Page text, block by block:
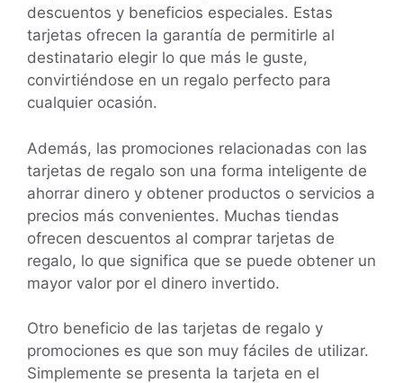
descuentos y beneficios especiales. Estas
tarjetas ofrecen la garantía de permitirle al
destinatario elegir lo que más le guste,
convirtiéndose en un regalo perfecto para
cualquier ocasión.
Además, las promociones relacionadas con las
tarjetas de regalo son una forma inteligente de
ahorrar dinero y obtener productos o servicios a
precios más convenientes. Muchas tiendas
ofrecen descuentos al comprar tarjetas de
regalo, lo que significa que se puede obtener un
mayor valor por el dinero invertido.
Otro beneficio de las tarjetas de regalo y
promociones es que son muy fáciles de utilizar.
Simplemente se presenta la tarjeta en el